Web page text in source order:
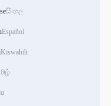
සිංහල
Español
Kiswahili